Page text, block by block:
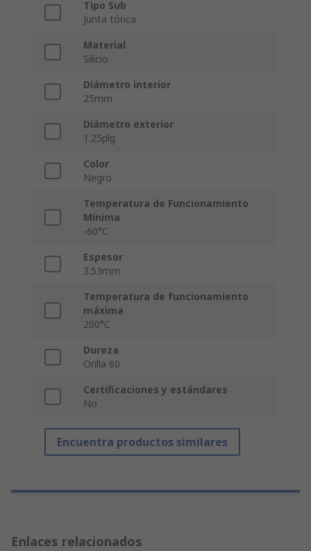
Tipo Sub
Junta tórica
Material
Silicio
Diámetro interior
25mm
Diámetro exterior
1.25plg
Color
Negro
Temperatura de Funcionamiento
Mínima
-60°C
Espesor
3.53mm
Temperatura de funcionamiento
máxima
200°C
Dureza
Orilla 60
Certificaciones y estándares
No
Encuentra productos similares
Enlaces relacionados